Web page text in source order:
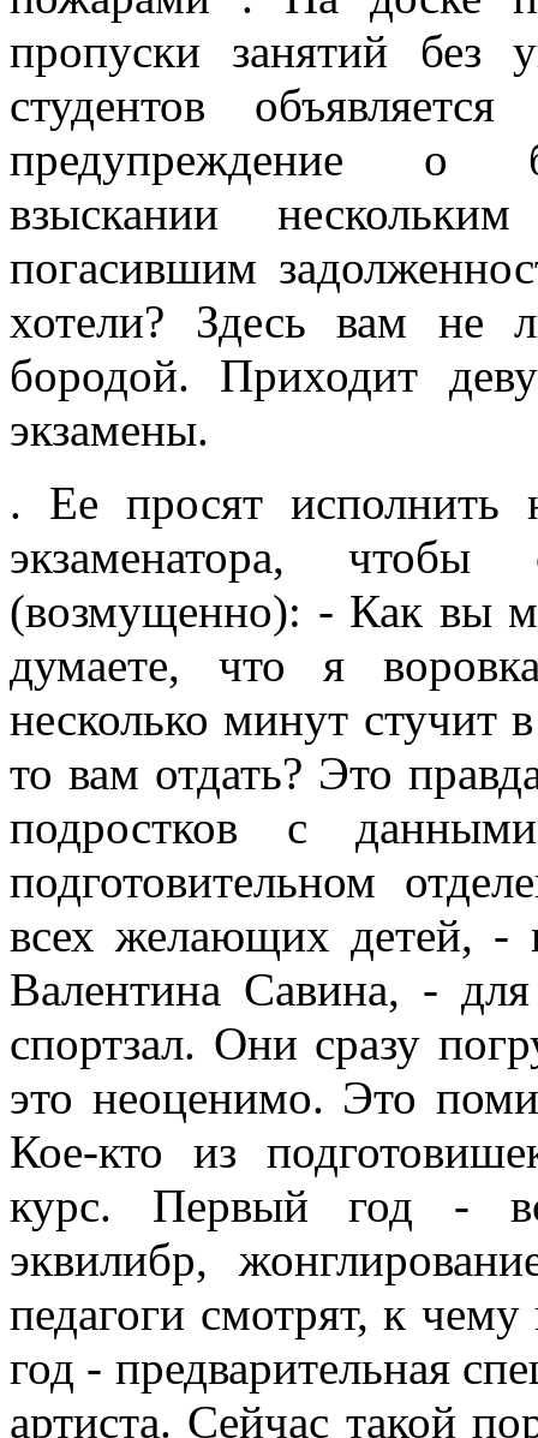
пропуски занятий без
студентов
предупреждение о
взыскании
погасившим
хотели? Здесь вам не
бородой. Приходит
экзамены.
. Ее просят исполнить
экзаменатора,
(возмущенно): - Как вы
думаете, что я
несколько минут стучит
то вам отдать? Это
подростков с
подготовительном
всех желающих детей,
Валентина Савина, -
спортзал. Они сразу
это неоценимо. Это
Кое-кто из
курс. Первый год -
эквилибр,
педагоги смотрят, к
год - предварительная
артиста. Сейчас такой